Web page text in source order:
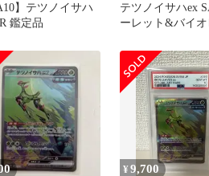
】テツノイサハ
鑑定品
テツノイサハex
ーレット&バイオ
ャ…
¥9,700